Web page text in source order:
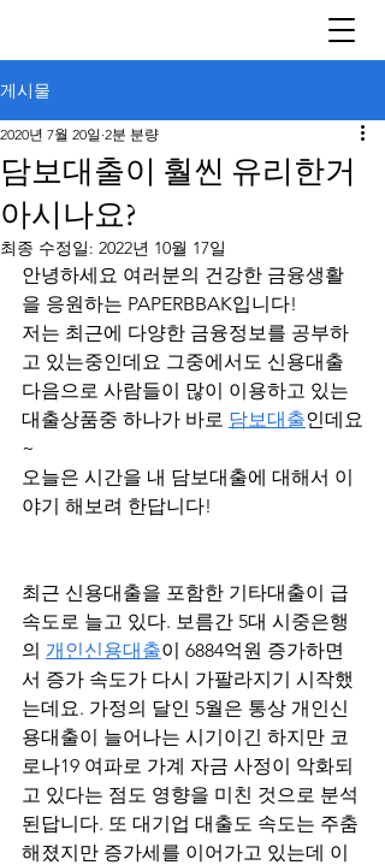
게시물
담보대출이 훨씬 유리한거
아시나요?
2020년 7월 20일 2분 분량
최종 수정일: 2022년 10월 17일
안녕하세요 여러분의 건강한 금융생활
을 응원하는 PAPERBBAK입니다!
저는 최근에 다양한 금융정보를 공부하
고 있는중인데요 그중에서도 신용대출
다음으로 사람들이 많이 이용하고 있는
대출상품중 하나가 바로 담보대출인데요
~
오늘은 시간을 내 담보대출에 대해서 이
야기 해보려 한답니다!
최근 신용대출을 포함한 기타대출이 급
속도로 늘고 있다. 보름간 5대 시중은행
의 개인신용대출이 6884억원 증가하면
서 증가 속도가 다시 가팔라지기 시작했
는데요. 가정의 달인 5월은 통상 개인신
용대출이 늘어나는 시기이긴 하지만 코
로나19 여파로 가계 자금 사정이 악화되
고 있다는 점도 영향을 미친 것으로 분석
된답니다. 또 대기업 대출도 속도는 주춤
해졌지만 증가세를 이어가고 있는데 이